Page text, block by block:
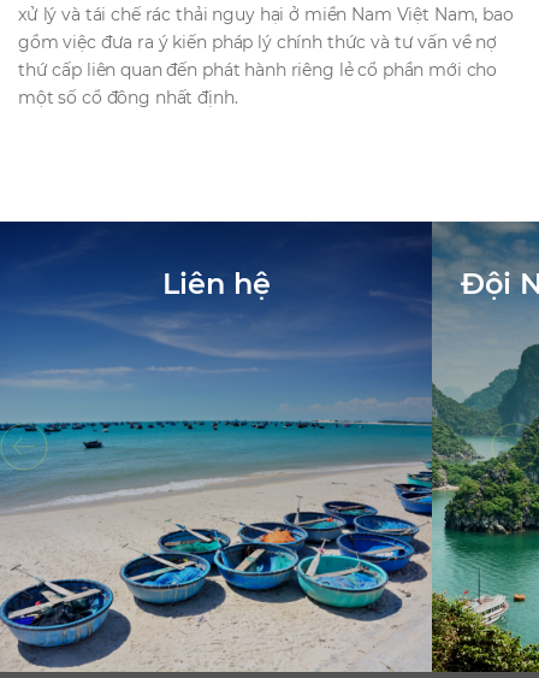
xử lý và tái chế rác thải nguy hại ở miền Nam Việt Nam, bao
gồm việc đưa ra ý kiến pháp lý chính thức và tư vấn về nợ
thứ cấp liên quan đến phát hành riêng lẻ cổ phần mới cho
một số cổ đông nhất định.
Liên hệ Đội